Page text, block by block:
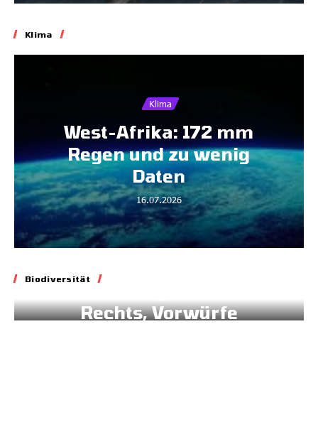
Klima
Klima
West-Afrika: 172 mm
Regen und zu wenig
Daten
16.07.2026
Biodiversität
Rechts, Vorwürfe